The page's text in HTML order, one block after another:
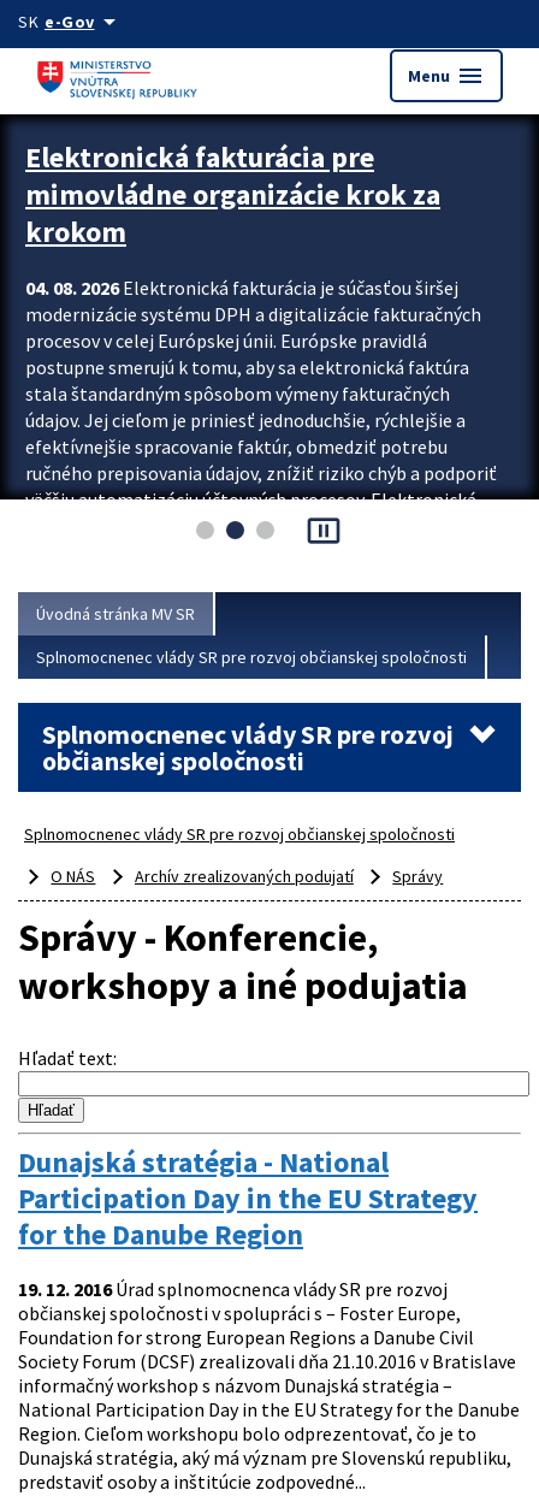
Preskocit na hlavný obsah
SK e-Govarrow_drop_down
Menu menu
Zastavit automatický posun upútavok
Elektronická fakturácia pre
mimovládne organizácie krok za
krokom
04. 08. 2026Elektronická fakturácia je súčasťou širšej
modernizácie systému DPH a digitalizácie fakturačných
procesov v celej Európskej únii. Európske pravidlá
postupne smerujú k tomu, aby sa elektronická faktúra
stala štandardným spôsobom výmeny fakturačných
údajov. Jej cieľom je priniesť jednoduchšie, rýchlejšie a
efektívnejšie spracovanie faktúr, obmedziť potrebu
ručného prepisovania údajov, znížiť riziko chýb a podporiť
väčšiu automatizáciu účtovných procesov. Elektronická
fakturácia preto nepredstavuje...
pause_presentation
Úvodná stránka MV SR
Splnomocnenec vlády SR pre rozvoj občianskej spoločnosti
Splnomocnenec vlády SR pre rozvoj
občianskej spoločnosti
Splnomocnenec vlády SR pre rozvoj občianskej spoločnosti
O NÁS
Archív zrealizovaných podujatí Správy
Správy - Konferencie,
workshopy a iné podujatia
Hľadať text:
Dunajská stratégia - National
Participation Day in the EU Strategy
for the Danube Region
19. 12. 2016Úrad splnomocnenca vlády SR pre rozvoj
občianskej spoločnosti v spolupráci s – Foster Europe,
Foundation for strong European Regions a Danube Civil
Society Forum (DCSF) zrealizovali dňa 21.10.2016 v Bratislave
informačný workshop s názvom Dunajská stratégia –
National Participation Day in the EU Strategy for the Danube
Region. Cieľom workshopu bolo odprezentovať, čo je to
Dunajská stratégia, aký má význam pre Slovenskú republiku,
predstaviť osoby a inštitúcie zodpovedné...